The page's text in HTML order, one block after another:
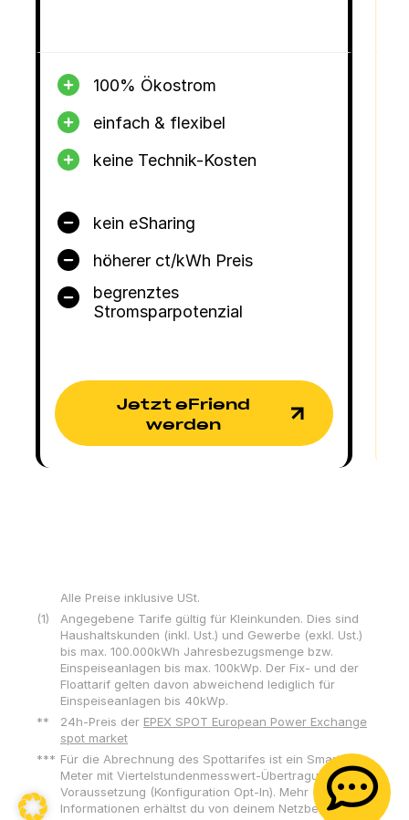
100% Ökostrom
einfach & flexibel
keine Technik-Kosten
kein eSharing
höherer ct/kWh Preis
begrenztes
Stromsparpotenzial
Jetzt eFriend
werden
Alle Preise inklusive USt.
Angegebene Tarife gültig für Kleinkunden. Dies sind
Haushaltskunden (inkl. Ust.) und Gewerbe (exkl. Ust.)
bis max. 100.000kWh Jahresbezugsmenge bzw.
Einspeiseanlagen bis max. 100kWp. Der Fix- und der
Floattarif gelten davon abweichend lediglich für
Einspeiseanlagen bis 40kWp.
24h-Preis der EPEX SPOT European Power Exchange
spot market
Für die Abrechnung des Spottarifes ist ein Smart
Meter mit Viertelstundenmesswert-Übertragung
Voraussetzung (Konfiguration Opt-In). Mehr
Informationen erhältst du von deinem Netzbetreiber.